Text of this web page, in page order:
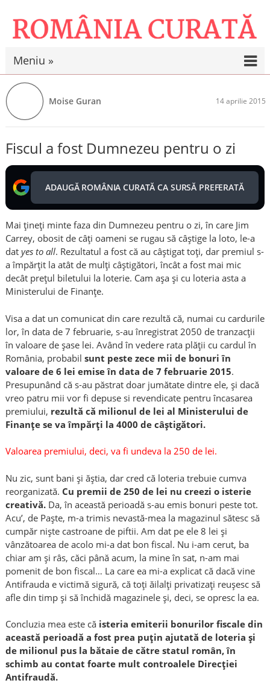
Meniu »
Moise Guran 14 aprilie 2015
Fiscul a fost Dumnezeu pentru o zi
ADAUGĂ ROMÂNIA CURATĂ CA SURSĂ PREFERATĂ
Mai țineți minte faza din Dumnezeu pentru o zi, în care Jim
Carrey, obosit de câți oameni se rugau să câștige la loto, le-a
datyes to all. Rezultatul a fost că au câștigat toți, dar premiul s-
a împărțit la atât de mulți câștigători, încât a fost mai mic
decât prețul biletului la loterie. Cam așa și cu loteria asta a
Ministerului de Finanțe.
Visa a dat un comunicat din care rezultă că, numai cu cardurile
lor, în data de 7 februarie, s-au înregistrat 2050 de tranzacții
în valoare de șase lei. Având în vedere rata plății cu cardul în
România, probabil sunt peste zece mii de bonuri în
valoare de 6 lei emise în data de 7 februarie 2015.
Presupunând că s-au păstrat doar jumătate dintre ele, și dacă
vreo patru mii vor fi depuse si revendicate pentru încasarea
premiului, rezultă că milionul de lei al Ministerului de
Finanțe se va împărți la 4000 de câștigători.
Valoarea premiului, deci, va fi undeva la 250 de lei.
Nu zic, sunt bani și ăștia, dar cred că loteria trebuie cumva
reorganizată. Cu premii de 250 de lei nu creezi o isterie
creativă.Da, în această perioadă s-au emis bonuri peste tot.
Acu’, de Paște, m-a trimis nevastă-mea la magazinul sătesc să
cumpăr niște castroane de piftii. Am dat pe ele 8 lei și
vânzătoarea de acolo mi-a dat bon fiscal. Nu i-am cerut, ba
chiar am și râs, căci până acum, la mine în sat, n-am mai
pomenit de bon fiscal… La care ea mi-a explicat că dacă vine
Antifrauda e victimă sigură, că toți ăilalți privatizați reușesc să
afle din timp și să închidă magazinele și, deci, se opresc la ea.
Concluzia mea este că isteria emiterii bonurilor fiscale din
această perioadă a fost prea puțin ajutată de loteria și
de milionul pus la bătaie de către statul român, în
schimb au contat foarte mult controalele Direcției
Antifraudă.